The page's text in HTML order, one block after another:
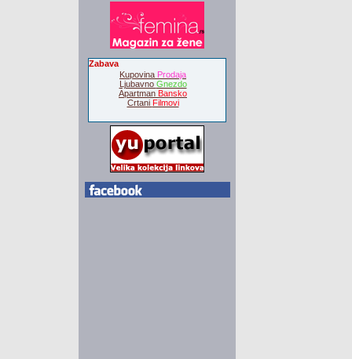
Zabava
Kupovina Prodaja
Ljubavno Gnezdo
Apartman Bansko
Crtani Filmovi